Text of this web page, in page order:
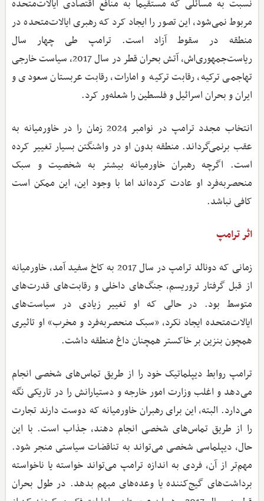
نسبت به مسائلی که مستقیماً به منافع اقتصادی ایالات‌متحده
مربوط نمی‌شود، این تصور را ایجاد کرد که رهبری ایالات‌متحده در
منطقه در سقوط آزاد است. ترامپ طی چهار سال
ریاست‌جمهوری‌اش، آتش بحران قطر در سال 2017، سیاست خارجی
تهاجمی ترکیه، رقابت ترکیه و امارات، رقابت عربستان سعودی و
ایران و بحران اسرائیل و فلسطین را شعله‌ور کرد.
انتخاب مجدد ترامپ در نوامبر 2024 زمان را در خاورمیانه به
عقب برنمی‌گرداند. منطقه بدون او در واشنگتن بسیار تغییر کرده
است. اگرچه رهبران خاورمیانه بیشتر به شخصیت و سبک
منحصربه‌فرد او عادت کرده‌اند اما با وجود این، این ممکن است
کافی نباشد.
اثر ترامپ
زمانی که دونالد ترامپ در سال 2017 به کاخ سفید آمد، خاورمیانه
از قبل گرفتار تروریسم، جنگ‌های داخلی و رقابت‌های قدرت‌های
متوسط بود. در حالی که او تغییر زیادی در سیاست‌های
ایالات‌متحده ایجاد نکرد، «سبک منحصربه‌فرد و مخرب» او تاثیری
همچون بنزین بر خاکستر همچنان داغ منطقه داشت.
ترامپ روابط دیپلماتیک خود را از طریق تماس‌های شخصی انجام
می‌دهد و اغلب وزارت امور خارجه و دستیارانش را در تاریکی نگه
می‌دارد. البته، این برای رهبران خاورمیانه که دوست دارند تجارت
را از طریق تماس‌های شخصی انجام دهند، جذاب است. با این
حال، دیپلماسی شخصی می‌تواند به تناقضات سیاستی منجر شود.
مهم‌تر از آن، فردی به اندازه ترامپ می‌تواند خواسته یا ناخواسته
برداشت‌های گیج‌کننده یا وعده‌های مبهم بدهد. در طول بحران